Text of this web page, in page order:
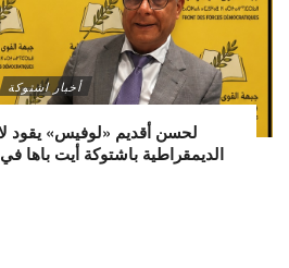
أخبار اشتوكة
لحسن أقديم «لوفيس» يقود
الديمقراطية باشتوكة أيت باها